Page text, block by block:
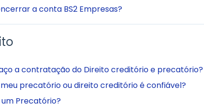
a conta BS2 Empresas?
a contratação do Direito creditório e precatório?
precatório ou direito creditório é confiável?
um Precatório?